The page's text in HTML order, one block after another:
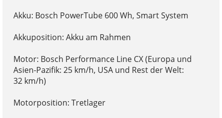
Akku: Bosch PowerTube 600 Wh, Smart System
Akkuposition: Akku am Rahmen
Motor: Bosch Performance Line CX (Europa und
Asien-Pazifik: 25 km/h, USA und Rest der Welt:
32 km/h)
Motorposition: Tretlager